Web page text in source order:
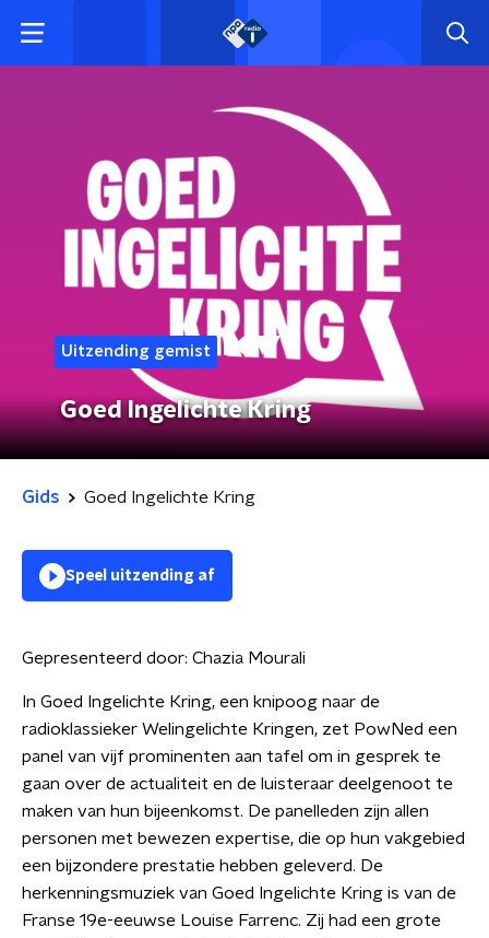
Uitzending gemist
Goed Ingelichte Kring
Gids Goed Ingelichte Kring
Speel uitzending af
Gepresenteerd door: Chazia Mourali
In Goed Ingelichte Kring, een knipoog naar de
radioklassieker Welingelichte Kringen, zet PowNed een
panel van vijf prominenten aan tafel om in gesprek te
gaan over de actualiteit en de luisteraar deelgenoot te
maken van hun bijeenkomst. De panelleden zijn allen
personen met bewezen expertise, die op hun vakgebied
een bijzondere prestatie hebben geleverd. De
herkenningsmuziek van Goed Ingelichte Kring is van de
Franse 19e-eeuwse Louise Farrenc. Zij had een grote